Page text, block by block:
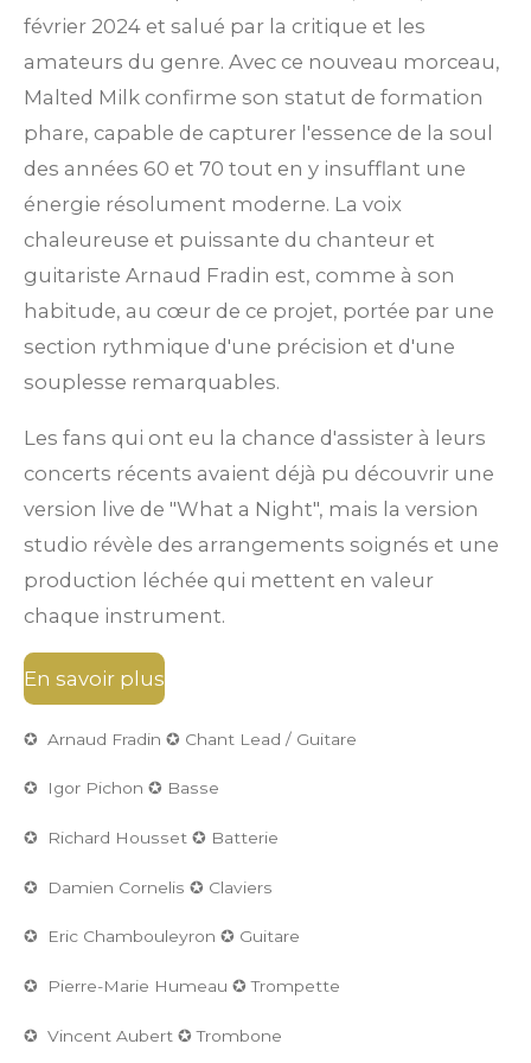
t
i
o
n
:
0
é
t
o
i
l
e e
s
e
s
e
s
e
s
é
v
a
l
a
t
o
n
février 2024 et salué par la critique et les
amateurs du genre. Avec ce nouveau morceau,
Malted Milk confirme son statut de formation
phare, capable de capturer l'essence de la soul
des années 60 et 70 tout en y insufflant une
énergie résolument moderne. La voix
chaleureuse et puissante du chanteur et
guitariste Arnaud Fradin est, comme à son
habitude, au cœur de ce projet, portée par une
section rythmique d'une précision et d'une
souplesse remarquables.
Les fans qui ont eu la chance d'assister à leurs
concerts récents avaient déjà pu découvrir une
version live de "What a Night", mais la version
studio révèle des arrangements soignés et une
production léchée qui mettent en valeur
chaque instrument.
En savoir plus
✪ Arnaud Fradin ✪ Chant Lead / Guitare
✪ Igor Pichon ✪ Basse
✪ Richard Housset ✪ Batterie
✪ Damien Cornelis ✪ Claviers
✪ Eric Chambouleyron ✪ Guitare
✪ Pierre-Marie Humeau ✪ Trompette
✪ Vincent Aubert ✪ Trombone